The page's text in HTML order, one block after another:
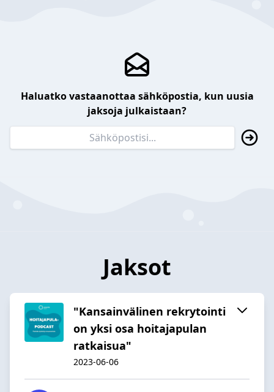
Haluatko vastaanottaa sähköpostia, kun uusia
jaksoja julkaistaan?
Jaksot
"Kansainvälinen rekrytointi
on yksi osa hoitajapulan
ratkaisua"
2023-06-06